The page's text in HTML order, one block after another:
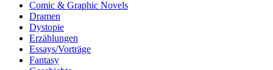
Comic & Graphic Novels
Dramen
Dystopie
Erzählungen
Essays/Vorträge
Fantasy